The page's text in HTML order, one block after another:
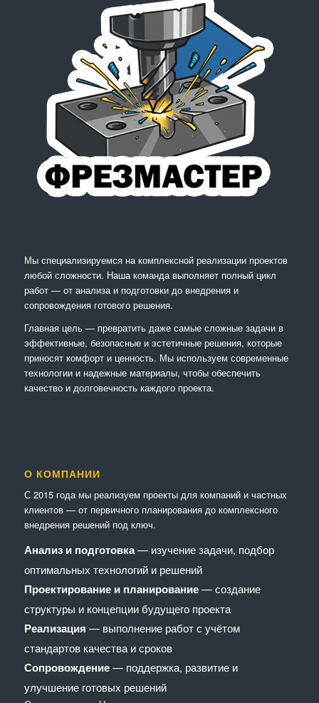
Мы специализируемся на комплексной реализации проектов
любой сложности. Наша команда выполняет полный цикл
работ — от анализа и подготовки до внедрения и
сопровождения готового решения.
Главная цель — превратить даже самые сложные задачи в
эффективные, безопасные и эстетичные решения, которые
приносят комфорт и ценность. Мы используем современные
технологии и надежные материалы, чтобы обеспечить
качество и долговечность каждого проекта.
О КОМПАНИИ
С 2015 года мы реализуем проекты для компаний и частных
клиентов — от первичного планирования до комплексного
внедрения решений под ключ.
Анализ и подготовка— изучение задачи, подбор
оптимальных технологий и решений
Проектирование и планирование— создание
структуры и концепции будущего проекта
Реализация — выполнение работ с учётом
стандартов качества и сроков
Сопровождение— поддержка, развитие и
улучшение готовых решений